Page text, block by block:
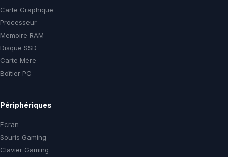
Carte Graphique
Processeur
Memoire RAM
Disque SSD
Carte Mère
Boîtier PC
Périphériques
Ecran
Souris Gaming
Clavier Gaming